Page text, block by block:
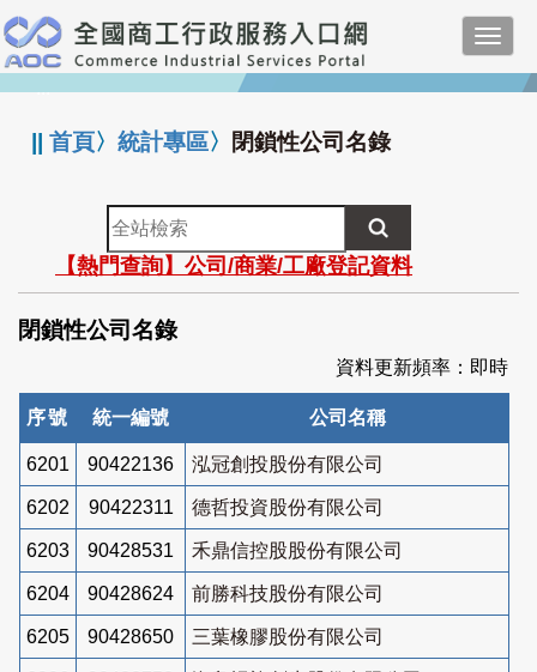
跳
到
主
要
:::
||首頁〉統計專區〉 閉鎖性公司名錄
全
站
檢
索
【熱門查詢】公司/商業/工廠登記資料
閉鎖性公司名錄
資料更新頻率：即時
序號 統一編號 公司名稱
6201 90422136 泓冠創投股份有限公司
6202 90422311 德哲投資股份有限公司
6203 90428531 禾鼎信控股股份有限公司
6204 90428624 前勝科技股份有限公司
6205 90428650 三葉橡膠股份有限公司